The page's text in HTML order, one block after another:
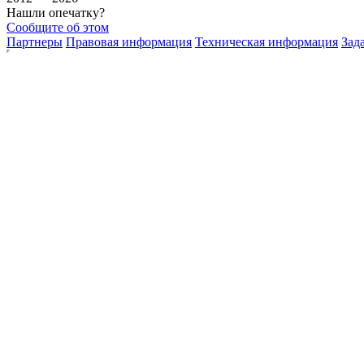
Нашли опечатку?
Сообщите об этом
Партнеры Правовая информация Техническая информация